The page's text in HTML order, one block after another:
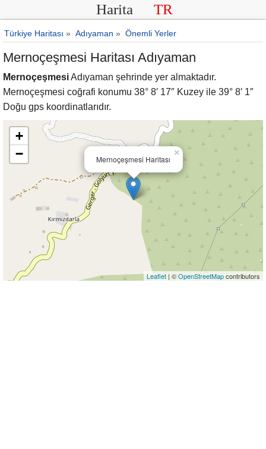
Harita TR
Türkiye Haritası » Adıyaman » Önemli Yerler
Mernoçeşmesi Haritası Adıyaman
MernoçeşmesiAdıyaman şehrinde yer almaktadır.
Mernoçeşmesi coğrafi konumu 38° 8′ 17″ Kuzey ile 39° 8′ 1″
Doğu gps koordinatlarıdır.
Mernoçeşmesi Haritası
×
+
−
Leaflet | ©OpenStreetMapcontributors